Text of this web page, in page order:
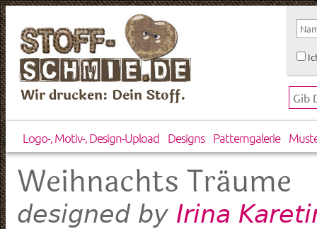
Wir drucken: Dein Stoff.
Logo-, Motiv-, Design-Upload Designs Patterngalerie
Weihnachts Träume
designed by Irina